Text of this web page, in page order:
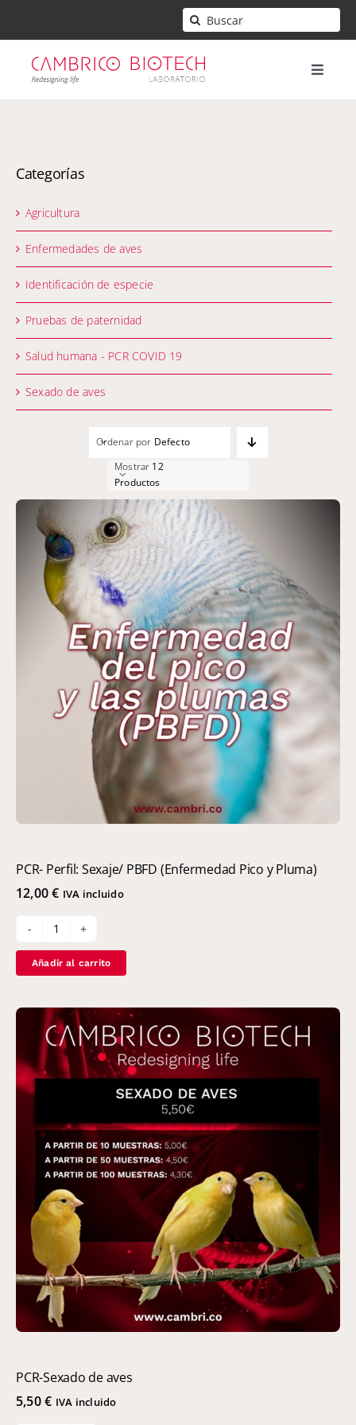
Buscar:
Toggle
Mi cuenta
Contacto
Carrito
Categorías
Agricultura
Enfermedades de aves
Identificación de especie
Pruebas de paternidad
Salud humana - PCR COVID 19
Sexado de aves
Ordenar por Defecto
Mostrar 12
Productos
PCR- Perfil: Sexaje/ PBFD (Enfermedad Pico y Pluma)
12,00€ IVA incluido
PCR-
Perfil:
Sexaje/
(Enfermedad
Pico
y
Pluma)
Añadir al carrito
PCR-Sexado de aves
5,50€ IVA incluido